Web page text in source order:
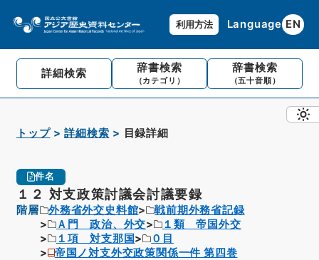
利用方法 Language EN
詳細検索 辞書検索
（カテゴリ）
辞書検索
（五十音順）
トップ 詳細検索 目録詳細
件名
１２ 対支政策討議会討議要録
階層 外務省外交史料館
戦前期外務省記録
Ａ門 政治、外交
１類 帝国外交
１項 対支那国
０目
帝国ノ対支外交政策関係一件 第四巻